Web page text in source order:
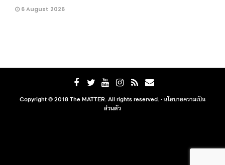
6 August 2026
Copyright © 2018 The MATTER. All rights reserved. ·นโยบายความเป็น
ส่วนตัว